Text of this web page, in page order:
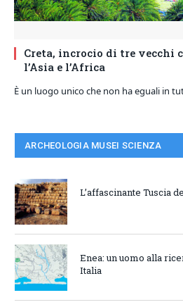
Creta, incrocio di tre vecchi
l’Asia e l’Africa
È un luogo unico che non ha eguali in
ARCHEOLOGIA MUSEI SCIENZA
L’affascinante Tuscia
Enea: un uomo alla
Italia